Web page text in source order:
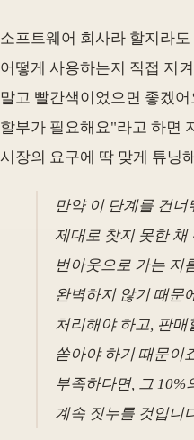
소프트웨어 회사라 할지라
어떻게 사용하는지 직접 지
말고 빨간색이었으면 좋겠
할부가 필요해요"라고 하면
시장의 요구에 딱 맞게 튜닝
만약 이 단계를 건
제대로 찾지 못한 채
번아웃으로 가는 지
완벽하지 않기 때문
처리해야 하고, 판매
쏟아야 하기 때문이
부족하다면, 그
계속 짓누를 것입니